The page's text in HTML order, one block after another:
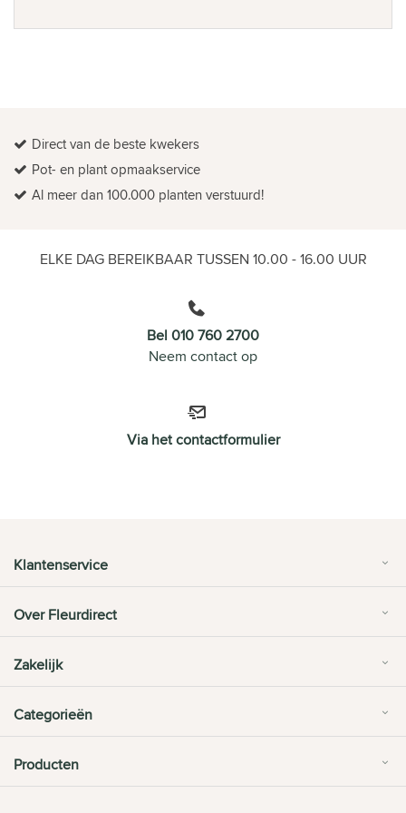
Direct van de beste kwekers
Pot- en plant opmaakservice
Al meer dan 100.000 planten verstuurd!
ELKE DAG BEREIKBAAR TUSSEN 10.00 - 16.00 UUR
Bel 010 760 2700
Neem contact op
Via het contactformulier
Klantenservice
Over Fleurdirect
Zakelijk
Categorieën
Producten